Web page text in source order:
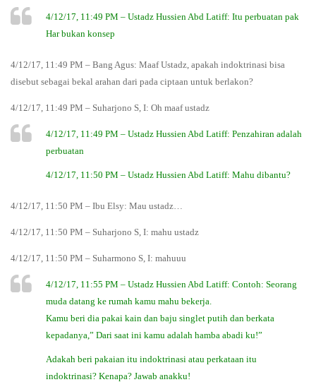
4/12/17, 11:49 PM – Ustadz Hussien Abd Latiff: Itu perbuatan pak
Har bukan konsep
4/12/17, 11:49 PM – Bang Agus: Maaf Ustadz, apakah indoktrinasi bisa
disebut sebagai bekal arahan dari pada ciptaan untuk berlakon?
4/12/17, 11:49 PM – Suharjono S, I: Oh maaf ustadz
4/12/17, 11:49 PM – Ustadz Hussien Abd Latiff: Penzahiran adalah
perbuatan
4/12/17, 11:50 PM – Ustadz Hussien Abd Latiff: Mahu dibantu?
4/12/17, 11:50 PM – Ibu Elsy: Mau ustadz…
4/12/17, 11:50 PM – Suharjono S, I: mahu ustadz
4/12/17, 11:50 PM – Suharmono S, I: mahuuu
4/12/17, 11:55 PM – Ustadz Hussien Abd Latiff: Contoh: Seorang
muda datang ke rumah kamu mahu bekerja.
Kamu beri dia pakai kain dan baju singlet putih dan berkata
kepadanya,” Dari saat ini kamu adalah hamba abadi ku!”
Adakah beri pakaian itu indoktrinasi atau perkataan itu
indoktrinasi? Kenapa? Jawab anakku!